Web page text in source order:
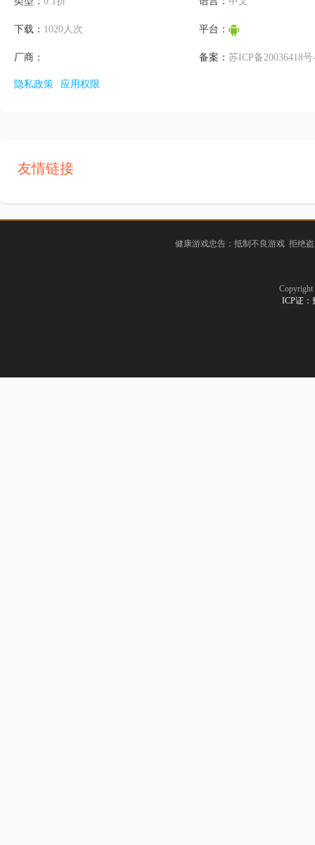
下载： 1020人次 平台：
厂商： 备案：苏ICP备20036418
隐私政策 应用权限
友情链接
健康游戏忠告：抵制不良游戏 拒绝
ICP证：